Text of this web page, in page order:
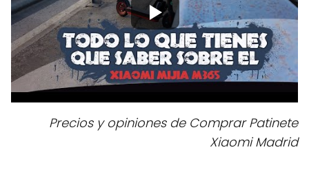
Precios y opiniones de Comprar Patinete
Xiaomi Madrid